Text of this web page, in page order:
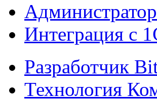
Интеграция с
Разработчик
Технология